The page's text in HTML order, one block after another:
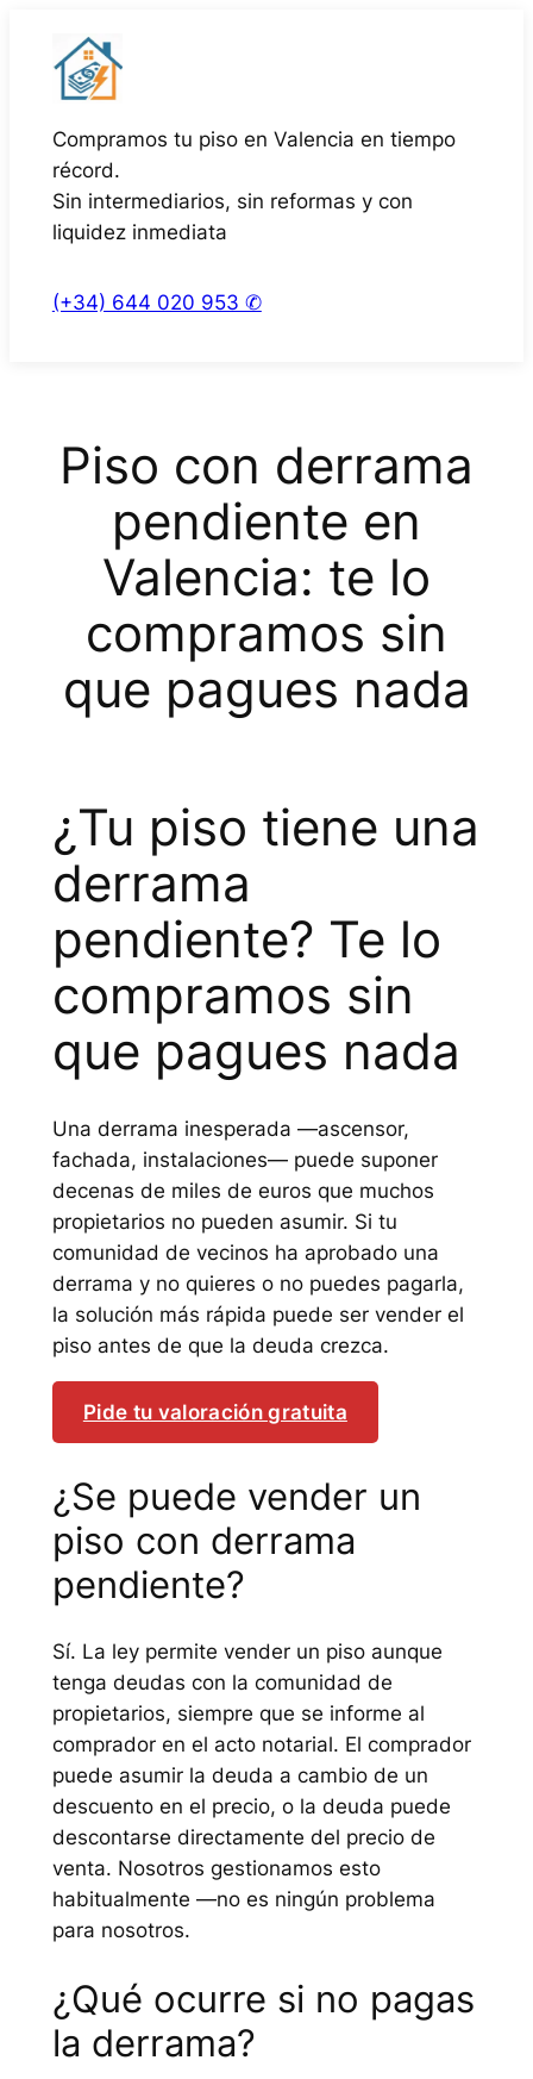
contenido
Compramos tu piso en Valencia en tiempo
récord.
Sin intermediarios, sin reformas y con
liquidez inmediata
(+34) 644 020 953 ✆
Piso con derrama
pendiente en
Valencia: te lo
compramos sin
que pagues nada
¿Tu piso tiene una
derrama
pendiente? Te lo
compramos sin
que pagues nada
Una derrama inesperada —ascensor,
fachada, instalaciones— puede suponer
decenas de miles de euros que muchos
propietarios no pueden asumir. Si tu
comunidad de vecinos ha aprobado una
derrama y no quieres o no puedes pagarla,
la solución más rápida puede ser vender el
piso antes de que la deuda crezca.
Pide tu valoración gratuita
¿Se puede vender un
piso con derrama
pendiente?
Sí. La ley permite vender un piso aunque
tenga deudas con la comunidad de
propietarios, siempre que se informe al
comprador en el acto notarial. El comprador
puede asumir la deuda a cambio de un
descuento en el precio, o la deuda puede
descontarse directamente del precio de
venta. Nosotros gestionamos esto
habitualmente —no es ningún problema
para nosotros.
¿Qué ocurre si no pagas
la derrama?